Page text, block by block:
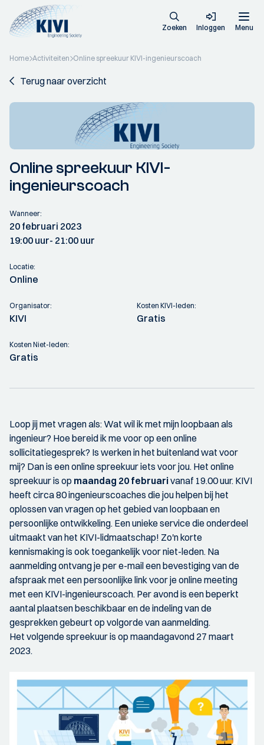
Zoeken Inloggen Menu
Home Activiteiten Online spreekuur KIVI-ingenieurscoach
Terug naar overzicht
Online spreekuur KIVI-
ingenieurscoach
Wanneer:
20 februari 2023
19:00 uur- 21:00 uur
Locatie:
Online
Organisator:
KIVI
Kosten KIVI-leden:
Gratis
Kosten Niet-leden:
Gratis
Loop jij met vragen als: Wat wil ik met mijn loopbaan als
ingenieur? Hoe bereid ik me voor op een online
sollicitatiegesprek? Is werken in het buitenland wat voor
mij? Dan is een online spreekuur iets voor jou. Het online
spreekuur is op maandag 20 februarivanaf 19.00 uur. KIVI
heeft circa 80 ingenieurscoaches die jou helpen bij het
oplossen van vragen op het gebied van loopbaan en
persoonlijke ontwikkeling. Een unieke service die onderdeel
uitmaakt van het KIVI-lidmaatschap! Zo'n korte
kennismaking is ook toegankelijk voor niet-leden. Na
aanmelding ontvang je per e-mail een bevestiging van de ​​
afspraak met een persoonlijke link voor je online meeting
met een KIVI-ingenieurscoach. Per avond is een beperkt
aantal plaatsen beschikbaar en de indeling van de
gesprekken gebeurt op volgorde van aanmelding.
Het volgende spreekuur is op maandagavond 27 maart
2023.